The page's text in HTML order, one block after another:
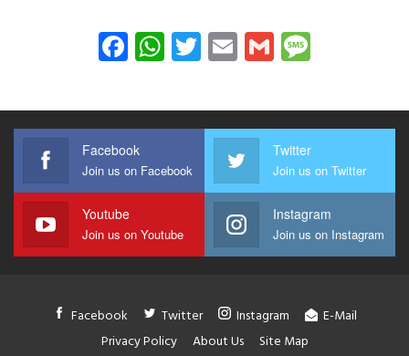
Facebook
WhatsApp
Twitter
EmailGmail
Facebook
Join us on Facebook
Twitter
Join us on Twitter
Youtube
Join us on Youtube
Instagram
Join us on Instagram
Facebook Twitter Instagram
E-Mail
Privacy Policy
About Us Site Map